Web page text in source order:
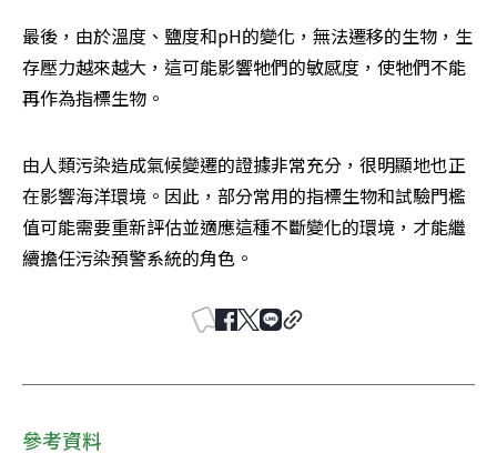
最後，由於溫度、鹽度和pH的變化，無法遷移的生物，生
存壓力越來越大，這可能影響牠們的敏感度，使牠們不能
再作為指標生物。
由人類污染造成氣候變遷的證據非常充分，很明顯地也正
在影響海洋環境。因此，部分常用的指標生物和試驗門檻
值可能需要重新評估並適應這種不斷變化的環境，才能繼
續擔任污染預警系統的角色。
參考資料